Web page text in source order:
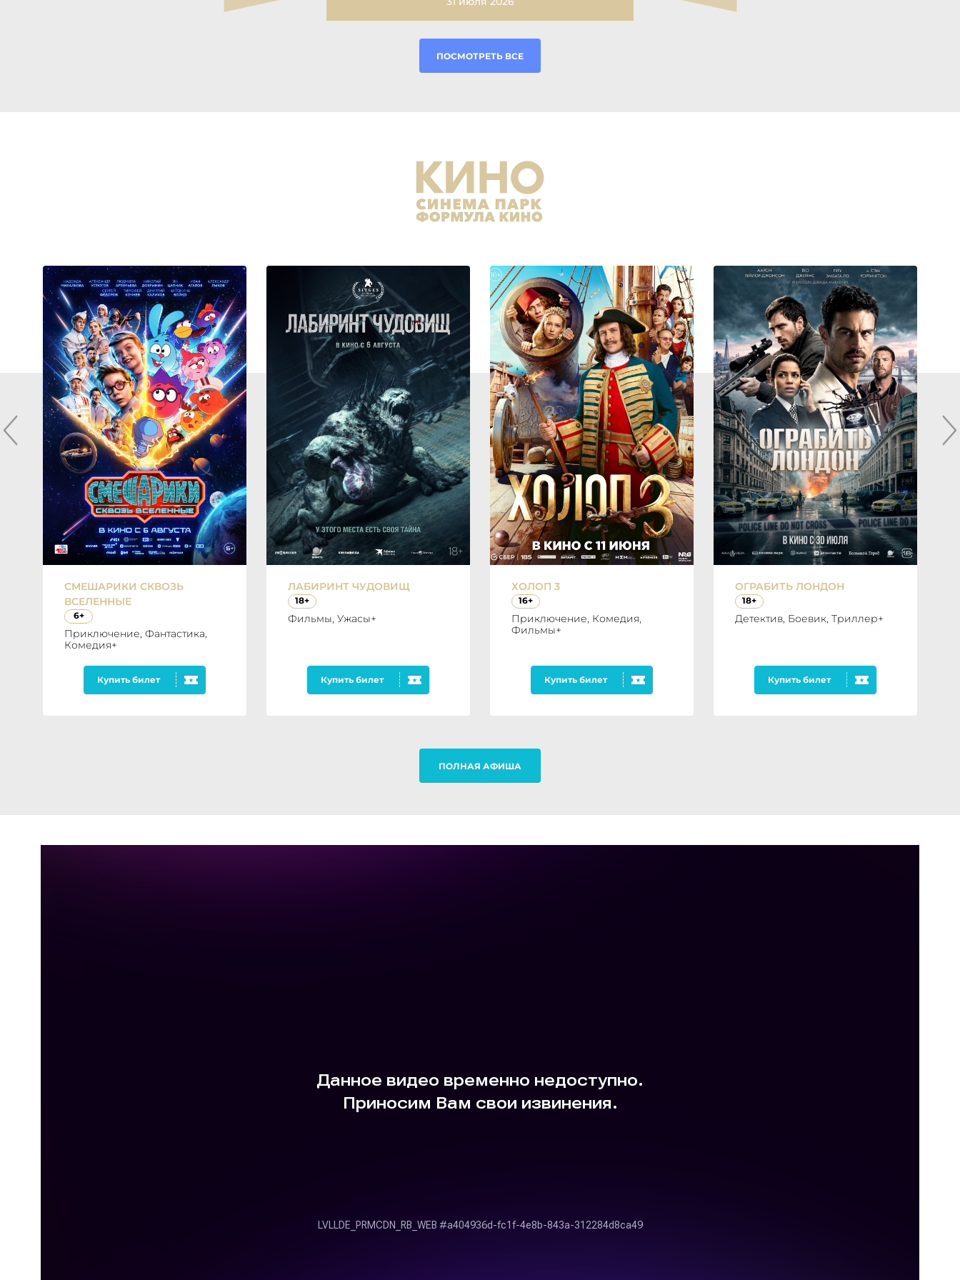
ПОСМОТРЕТЬ ВСЕ
СМЕШАРИКИ СКВОЗЬ
ВСЕЛЕННЫЕ
6+
Приключение, Фантастика,
Комедия+
Купить билет
ЛАБИРИНТ ЧУДОВИЩ
18+
Фильмы, Ужасы+
Купить билет
ХОЛОП 3
16+
Приключение, Комедия,
Фильмы+
Купить билет
ОГРАБИТЬ ЛОНДОН
18+
Детектив, Боевик, Триллер+
Купить билет
ПОЛНАЯ АФИША